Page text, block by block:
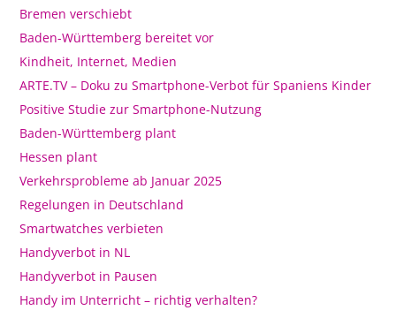
Bremen verschiebt
Baden-Württemberg bereitet vor
Kindheit, Internet, Medien
ARTE.TV – Doku zu Smartphone-Verbot für Spaniens Kinder
Positive Studie zur Smartphone-Nutzung
Baden-Württemberg plant
Hessen plant
Verkehrsprobleme ab Januar 2025
Regelungen in Deutschland
Smartwatches verbieten
Handyverbot in NL
Handyverbot in Pausen
Handy im Unterricht – richtig verhalten?